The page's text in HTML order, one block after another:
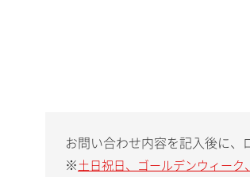
お問い合わせ内容を記入後に、
※ 土日祝日、ゴールデンウィー